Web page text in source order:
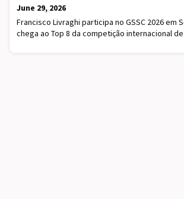
June 29, 2026
Francisco Livraghi participa no GSSC 2026 em
chega ao Top 8 da competição internacional